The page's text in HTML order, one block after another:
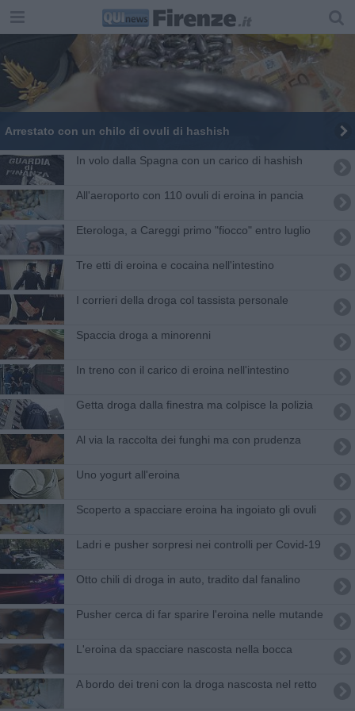
Arrestato con un chilo di ovuli di hashish
In volo dalla Spagna con un carico di hashish
All'aeroporto con 110 ovuli di eroina in pancia
Eterologa, a Careggi primo "fiocco" entro luglio
Tre etti di eroina e cocaina nell'intestino
I corrieri della droga col tassista personale
Spaccia droga a minorenni
In treno con il carico di eroina nell'intestino
Getta droga dalla finestra ma colpisce la polizia
Al via la raccolta dei funghi ma con prudenza
Uno yogurt all'eroina
Scoperto a spacciare eroina ha ingoiato gli ovuli
Ladri e pusher sorpresi nei controlli per Covid-19
Otto chili di droga in auto, tradito dal fanalino
Pusher cerca di far sparire l'eroina nelle mutande
L'eroina da spacciare nascosta nella bocca
A bordo dei treni con la droga nascosta nel retto